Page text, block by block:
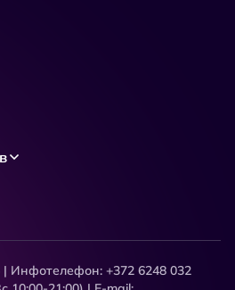
| Инфотелефон: +372 6248 032